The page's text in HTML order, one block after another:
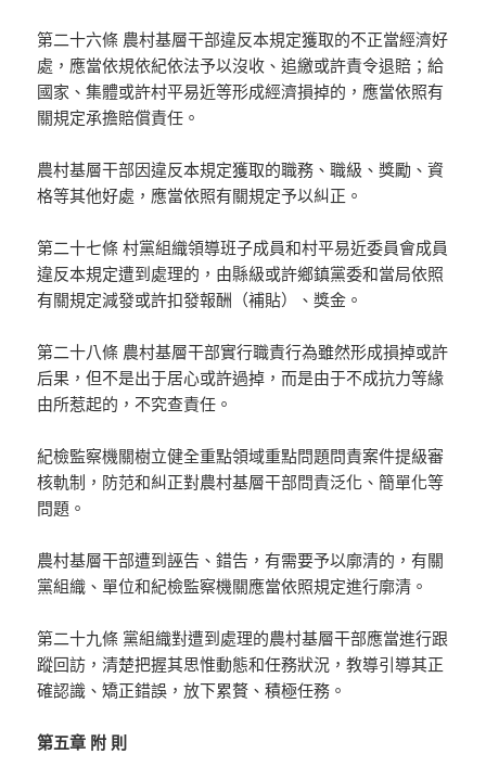
第二十六條 農村基層干部違反本規定獲取的不正當經濟好
處，應當依規依紀依法予以沒收、追繳或許責令退賠；給
國家、集體或許村平易近等形成經濟損掉的，應當依照有
關規定承擔賠償責任。
農村基層干部因違反本規定獲取的職務、職級、獎勵、資
格等其他好處，應當依照有關規定予以糾正。
第二十七條 村黨組織領導班子成員和村平易近委員會成員
違反本規定遭到處理的，由縣級或許鄉鎮黨委和當局依照
有關規定減發或許扣發報酬（補貼）、獎金。
第二十八條 農村基層干部實行職責行為雖然形成損掉或許
后果，但不是出于居心或許過掉，而是由于不成抗力等緣
由所惹起的，不究查責任。
紀檢監察機關樹立健全重點領域重點問題問責案件提級審
核軌制，防范和糾正對農村基層干部問責泛化、簡單化等
問題。
農村基層干部遭到誣告、錯告，有需要予以廓清的，有關
黨組織、單位和紀檢監察機關應當依照規定進行廓清。
第二十九條 黨組織對遭到處理的農村基層干部應當進行跟
蹤回訪，清楚把握其思惟動態和任務狀況，教導引導其正
確認識、矯正錯誤，放下累贅、積極任務。
第五章 附 則